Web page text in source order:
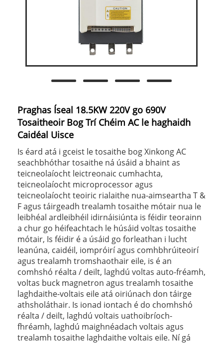
Praghas Íseal 18.5KW 220V go 690V
Tosaitheoir Bog Trí Chéim AC le haghaidh
Caidéal Uisce
Is éard atá i gceist le tosaithe bog Xinkong AC
seachbhóthar tosaithe ná úsáid a bhaint as
teicneolaíocht leictreonaic cumhachta,
teicneolaíocht microprocessor agus
teicneolaíocht teoiric rialaithe nua-aimseartha T &
F agus táirgeadh trealamh tosaithe mótair nua le
leibhéal ardleibhéil idirnáisiúnta is féidir teorainn
a chur go héifeachtach le húsáid voltas tosaithe
mótair, Is féidir é a úsáid go forleathan i lucht
leanúna, caidéil, iompróirí agus comhbhrúiteoirí
agus trealamh tromshaothair eile, is é an
comhshó réalta / deilt, laghdú voltas auto-fréamh,
voltas buck magnetron agus trealamh tosaithe
laghdaithe-voltais eile atá oiriúnach don táirge
athsholáthair. Is ionad iontach é do chomhshó
réalta / deilt, laghdú voltais uathoibríoch-
fhréamh, laghdú maighnéadach voltais agus
trealamh tosaithe laghdaithe voltais eile. Ní gá